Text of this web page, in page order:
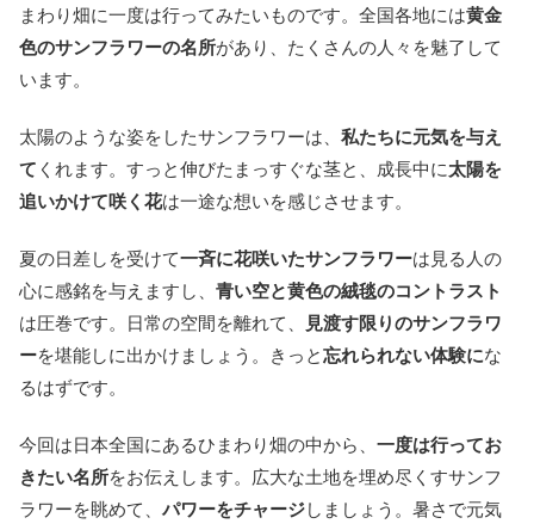
まわり畑に一度は行ってみたいものです。全国各地には黄金
色のサンフラワーの名所があり、たくさんの人々を魅了して
います。
太陽のような姿をしたサンフラワーは、 私たちに元気を与え
て くれます。すっと伸びたまっすぐな茎と、成長中に太陽を
追いかけて咲く花は一途な想いを感じさせます。
夏の日差しを受けて一斉に花咲いたサンフラワーは見る人の
心に感銘を与えますし、 青い空と黄色の絨毯のコントラスト
は圧巻です。日常の空間を離れて、
見渡す限りのサンフラワ
ーを堪能しに出かけましょう。きっと忘れられない体験にな
るはずです。
今回は日本全国にあるひまわり畑の中から、 一度は行ってお
きたい名所をお伝えします。広大な土地を埋め尽くすサンフ
ラワーを眺めて、 パワーをチャージしましょう。暑さで元気